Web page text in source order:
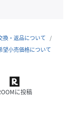
込む様なクッシ
換・返品について
望小売価格について
に投稿